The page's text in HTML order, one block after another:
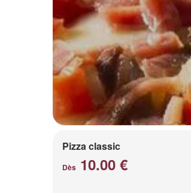
Pizza classic
Dès 10.00 €